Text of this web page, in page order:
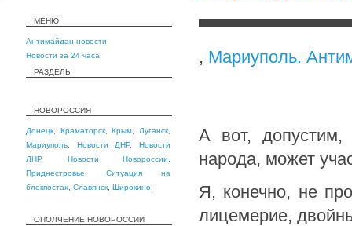
МЕНЮ
Антимайдан новости
Новости за 24 часа
РАЗДЕЛЫ
НОВОРОССИЯ
Донецк Краматорск,Крым Луганск
Мариуполь
Новости ДНР,Новости
ЛНР, Новости Новороссии
Приднестровье
Ситуация на
блокпостах Славянск Широкино
ОПОЛЧЕНИЕ НОВОРОССИИ
, Мариуполь.
А вот, допустим,
народа, может
Я, конечно, не
лицемерие,